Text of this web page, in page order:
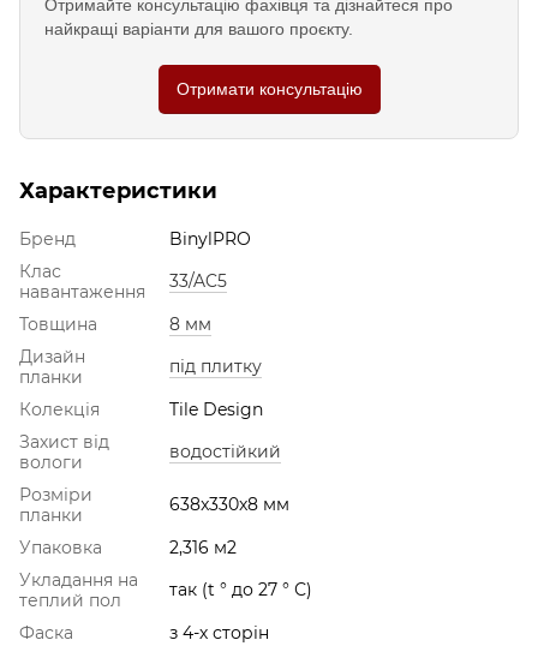
Отримайте консультацію фахівця та дізнайтеся про
найкращі варіанти для вашого проєкту.
Отримати консультацію
Характеристики
Бренд
BinylPRO
Клас
навантаження
33/AC5
Товщина
8 мм
Дизайн
планки
під плитку
Колекція
Tile Design
Захист від
вологи
водостійкий
Розміри
планки
638x330x8 мм
Упаковка
2,316 м2
Укладання на
теплий пол
так (t ° до 27 ° С)
Фаска
з 4-х сторін